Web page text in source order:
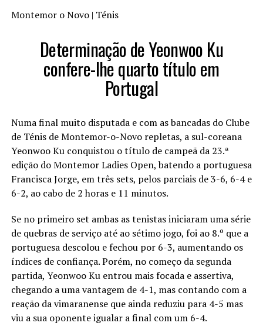
Montemor o Novo | Ténis
Determinação de Yeonwoo Ku
confere-lhe quarto título em
Portugal
Numa final muito disputada e com as bancadas do Clube
de Ténis de Montemor-o-Novo repletas, a sul-coreana
Yeonwoo Ku conquistou o título de campeã da 23.ª
edição do Montemor Ladies Open, batendo a portuguesa
Francisca Jorge, em três sets, pelos parciais de 3-6, 6-4 e
6-2, ao cabo de 2 horas e 11 minutos.
Se no primeiro set ambas as tenistas iniciaram uma série
de quebras de serviço até ao sétimo jogo, foi ao 8.º que a
portuguesa descolou e fechou por 6-3, aumentando os
índices de confiança. Porém, no começo da segunda
partida, Yeonwoo Ku entrou mais focada e assertiva,
chegando a uma vantagem de 4-1, mas contando com a
reação da vimaranense que ainda reduziu para 4-5 mas
viu a sua oponente igualar a final com um 6-4.